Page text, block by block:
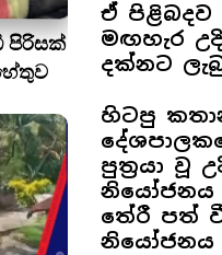
පිරිසක්
ඒ පිළිබදව
මඟහැර
දක්නට
හිටපු
පුත්‍රයා වූ
නියෝජනය
තේරී පත් වී
නියෝජනය